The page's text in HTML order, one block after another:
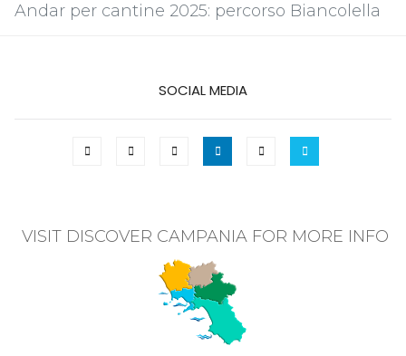
Andar per cantine 2025: percorso Biancolella
SOCIAL MEDIA
VISIT DISCOVER CAMPANIA FOR MORE INFO